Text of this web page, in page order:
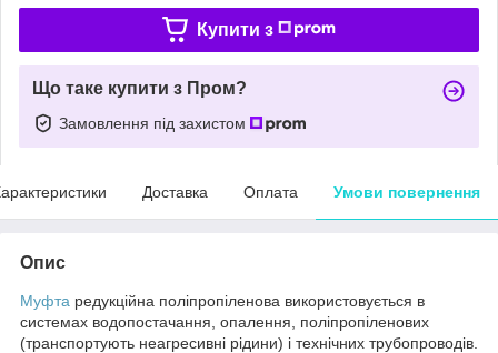
Купити з
Що таке купити з Пром?
Замовлення під захистом
Доставка Оплата Умови повернення
Опис
Муфта редукційна поліпропіленова використовується в
системах водопостачання, опалення, поліпропіленових
(транспортують неагресивні рідини) і технічних трубопроводів.